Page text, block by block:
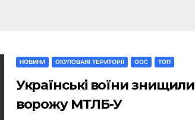
НОВИНИ ОКУПОВАНІ ТЕРИТОРІЇ ООС ТОП
Українські воїни знищили
ворожу МТЛБ-У